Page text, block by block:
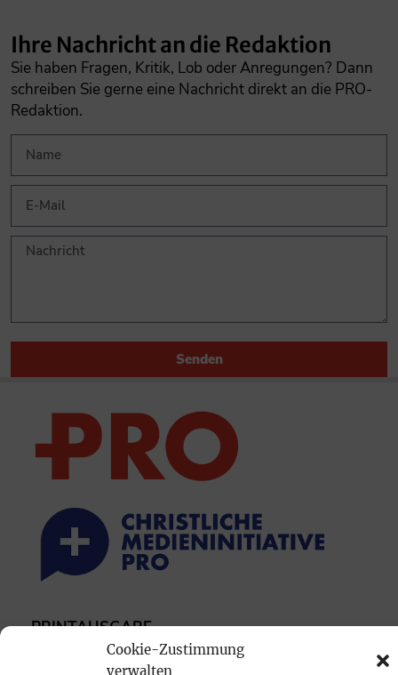
Cookie-Zustimmung
verwalten
Ihre Nachricht an die Redaktion
Sie haben Fragen, Kritik, Lob oder Anregungen? Dann
schreiben Sie gerne eine Nachricht direkt an die PRO-
Redaktion.
Senden
PRINTAUSGABE
Mediadaten